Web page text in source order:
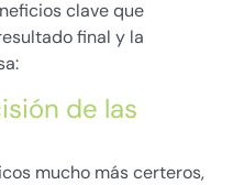
clave que
final y la
de las
mucho más certeros,